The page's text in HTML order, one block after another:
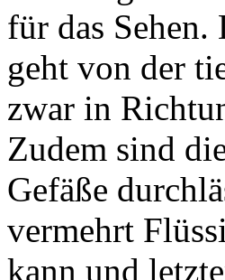
für das
geht von der
zwar in
Zudem sind
Gefäße
vermehrt
kann und